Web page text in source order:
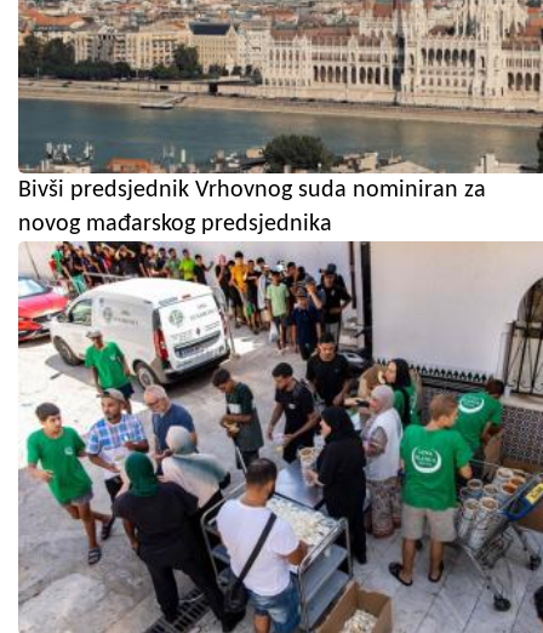
Bivši predsjednik Vrhovnog suda nominiran za
novog mađarskog predsjednika